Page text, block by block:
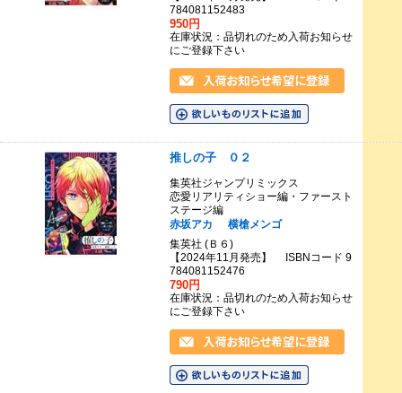
784081152483
950円
在庫状況：品切れのため入荷お知らせ
にご登録下さい
推しの子 ０２
集英社ジャンプリミックス
恋愛リアリティショー編・ファースト
ステージ編
赤坂アカ
横槍メンゴ
集英社 (Ｂ６)
【2024年11月発売】 ISBNコード 9
784081152476
790円
在庫状況：品切れのため入荷お知らせ
にご登録下さい